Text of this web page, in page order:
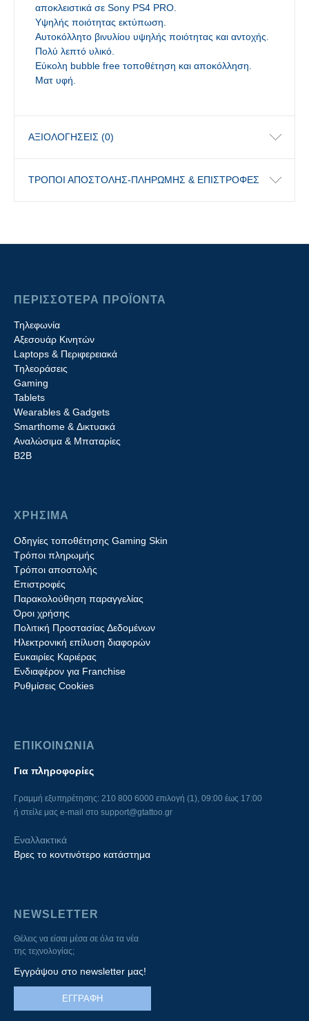
αποκλειστικά σε Sony PS4 PRO.
Υψηλής ποιότητας εκτύπωση.
Αυτοκόλλητο βινυλίου υψηλής ποιότητας και αντοχής.
Πολύ λεπτό υλικό.
Εύκολη bubble free τοποθέτηση και αποκόλληση.
Ματ υφή.
ΑΞΙΟΛΟΓΉΣΕΙΣ (0)
ΤΡΟΠΟΙ ΑΠΟΣΤΟΛΗΣ-ΠΛΗΡΩΜΗΣ & ΕΠΙΣΤΡΟΦΕΣ
ΠΕΡΙΣΣΟΤΕΡΑ ΠΡΟΪΟΝΤΑ
Τηλεφωνία
Αξεσουάρ Κινητών
Laptops & Περιφερειακά
Τηλεοράσεις
Gaming
Tablets
Wearables & Gadgets
Smarthome & Δικτυακά
Aναλώσιμα & Μπαταρίες
Β2B
ΧΡΗΣΙΜΑ
Οδηγίες τοποθέτησης Gaming Skin
Τρόποι πληρωμής
Τρόποι αποστολής
Επιστροφές
Παρακολούθηση παραγγελίας
Όροι χρήσης
Πολιτική Προστασίας Δεδομένων
Ηλεκτρονική επίλυση διαφορών
Ευκαιρίες Καριέρας
Ενδιαφέρον για Franchise
Ρυθμίσεις Cookies
ΕΠΙΚΟΙΝΩΝΙΑ
Για πληροφορίες
Γραμμή εξυπηρέτησης: 210 800 6000 επιλογή (1), 09:00 έως 17:00
ή στείλε μας e-mail στο support@gtattoo.gr
Εναλλακτικά
Βρες το κοντινότερο κατάστημα
NEWSLETTER
Θέλεις να είσαι μέσα σε όλα τα νέα
της τεχνολογίας;
Εγγράψου στο newsletter μας!
ΕΓΓΡΑΦΗ